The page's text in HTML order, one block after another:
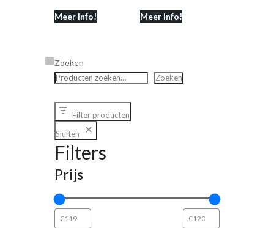
Meer info! Meer info!
Zoeken
Zoeken
Filter producten
Sluiten
Filters
Prijs